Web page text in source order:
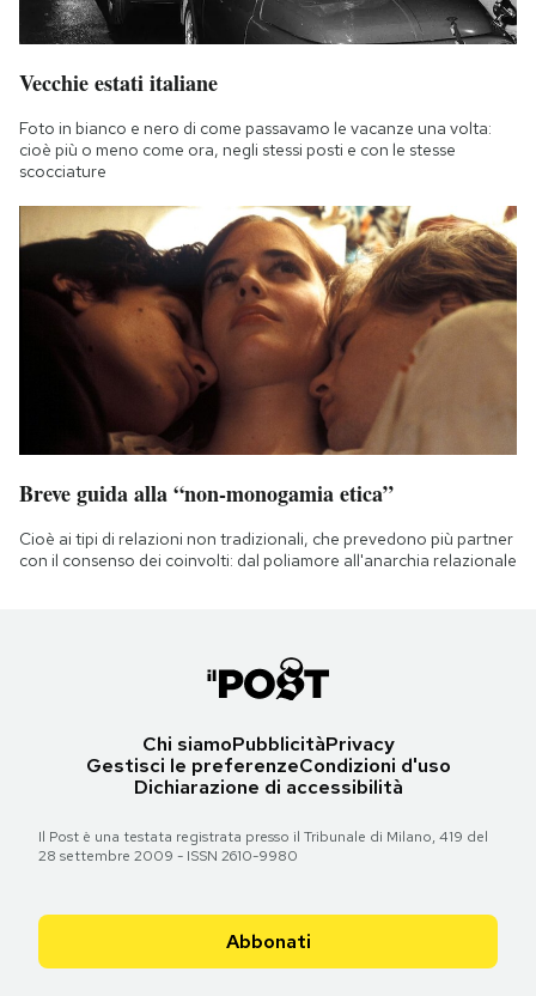
Vecchie estati italiane
Foto in bianco e nero di come passavamo le vacanze una volta:
cioè più o meno come ora, negli stessi posti e con le stesse
scocciature
Breve guida alla “non-monogamia etica”
Cioè ai tipi di relazioni non tradizionali, che prevedono più partner
con il consenso dei coinvolti: dal poliamore all'anarchia relazionale
Chi siamoPubblicitàPrivacy
Gestisci le preferenzeCondizioni d'uso
Dichiarazione di accessibilità
Il Post è una testata registrata presso il Tribunale di Milano, 419 del
28 settembre 2009 - ISSN 2610-9980
Abbonati